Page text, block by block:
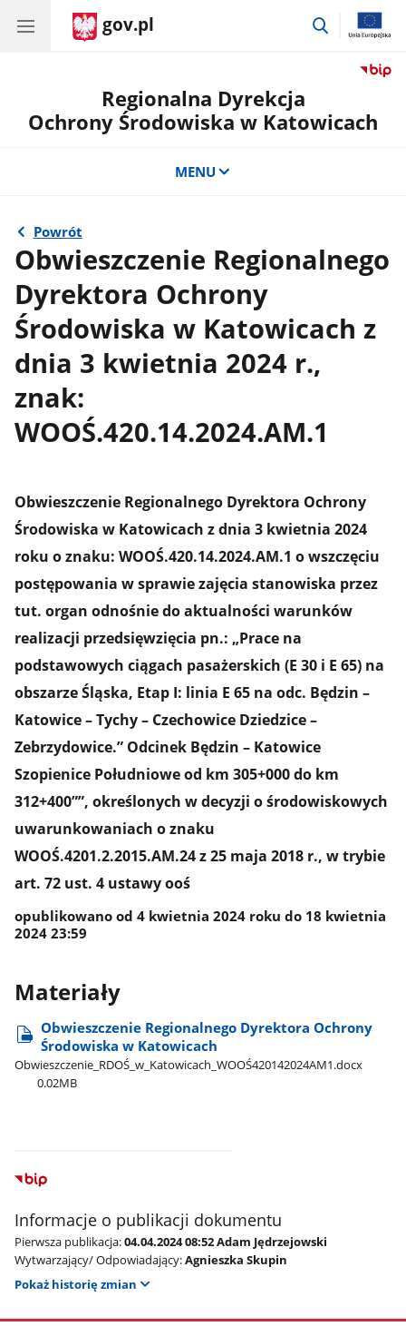
gov.pl
przejdź
Regionalna Dyrekcja
Ochrony Środowiska w Katowicach
MENU
Powrót
Obwieszczenie Regionalnego
Dyrektora Ochrony
Środowiska w Katowicach z
dnia 3 kwietnia 2024 r.,
znak:
WOOŚ.420.14.2024.AM.1
Obwieszczenie Regionalnego Dyrektora Ochrony
Środowiska w Katowicach z dnia 3 kwietnia 2024
roku o znaku: WOOŚ.420.14.2024.AM.1 o wszczęciu
postępowania w sprawie zajęcia stanowiska przez
tut. organ odnośnie do aktualności warunków
realizacji przedsięwzięcia pn.: „Prace na
podstawowych ciągach pasażerskich (E 30 i E 65) na
obszarze Śląska, Etap I: linia E 65 na odc. Będzin –
Katowice – Tychy – Czechowice Dziedzice –
Zebrzydowice.” Odcinek Będzin – Katowice
Szopienice Południowe od km 305+000 do km
312+400””, określonych w decyzji o środowiskowych
uwarunkowaniach o znaku
WOOŚ.4201.2.2015.AM.24 z 25 maja 2018 r., w trybie
art. 72 ust. 4 ustawy ooś
opublikowano od 4 kwietnia 2024 roku do 18 kwietnia
2024 23:59
Materiały
Obwieszczenie Regionalnego Dyrektora Ochrony
Środowiska w Katowicach
Obwieszczenie​_RDOŚ​_w​_Katowicach​_WOOŚ420142024AM1.docx
0.02MB
Informacje o publikacji dokumentu
Pierwsza publikacja:04.04.2024 08:52 Adam Jędrzejowski
Wytwarzający/ Odpowiadający:Agnieszka Skupin
Pokaż historię zmian